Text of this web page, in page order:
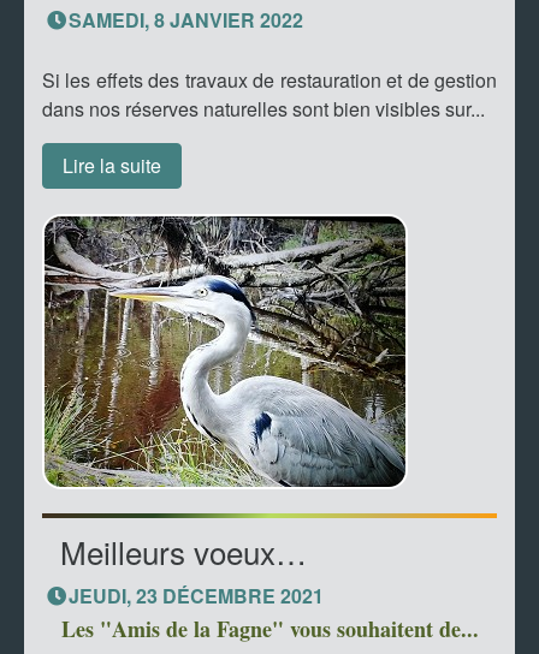
SAMEDI, 8 JANVIER 2022
Si les effets des travaux de restauration et de gestion
dans nos réserves naturelles sont bien visibles sur...
Lire la suite
Meilleurs voeux…
JEUDI, 23 DÉCEMBRE 2021
Les "Amis de la Fagne" vous souhaitent de...